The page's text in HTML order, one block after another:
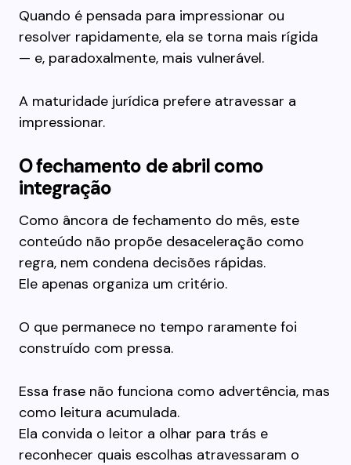
Quando é pensada para impressionar ou
resolver rapidamente, ela se torna mais rígida
— e, paradoxalmente, mais vulnerável.
A maturidade jurídica prefere atravessar a
impressionar.
O fechamento de abril como
integração
Como âncora de fechamento do mês, este
conteúdo não propõe desaceleração como
regra, nem condena decisões rápidas.
Ele apenas organiza um critério.
O que permanece no tempo raramente foi
construído com pressa.
Essa frase não funciona como advertência, mas
como leitura acumulada.
Ela convida o leitor a olhar para trás e
reconhecer quais escolhas atravessaram o